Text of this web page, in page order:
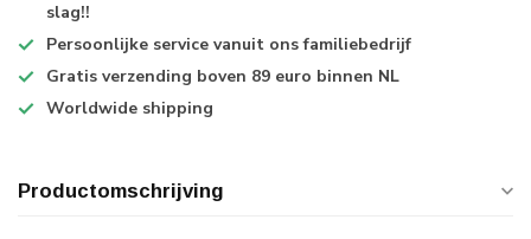
slag!!
Persoonlijke service vanuit ons familiebedrijf
Gratis verzending boven 89 euro binnen NL
Worldwide shipping
Productomschrijving